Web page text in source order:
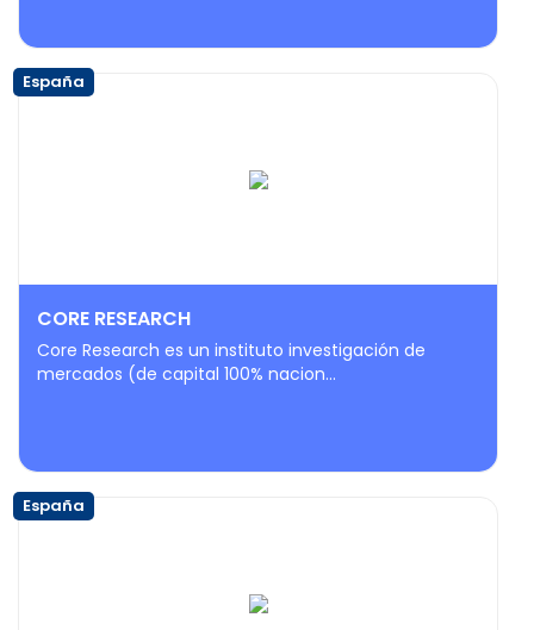
España
CORE RESEARCH
Core Research es un instituto investigación de
mercados (de capital 100% nacion...
España